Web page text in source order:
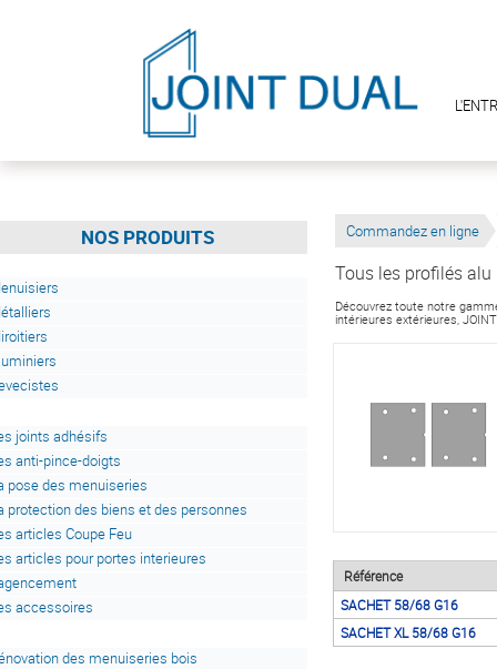
NOS PRODUITS
joints adhésifs
anti-pince-doigts
pose des menuiseries
protection des biens et des personnes
articles Coupe Feu
articles pour portes interieures
accessoires
des menuiseries bois
Commandez en ligne
Tous les profilés alu
Découvrez toute notre
intérieures extérieures,
Référence
SACHET 58/68 G16
SACHET XL 58/68 G16